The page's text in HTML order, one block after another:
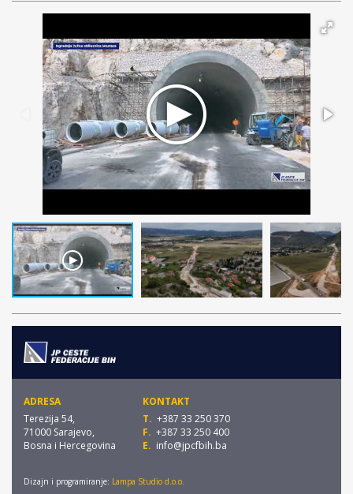
ADRESA
Terezija 54,
71000 Sarajevo,
Bosna i Hercegovina
KONTAKT
T. +387 33 250 370
F. +387 33 250 400
E. info@jpcfbih.ba
Dizajn i programiranje: Lampa Studio d.o.o.